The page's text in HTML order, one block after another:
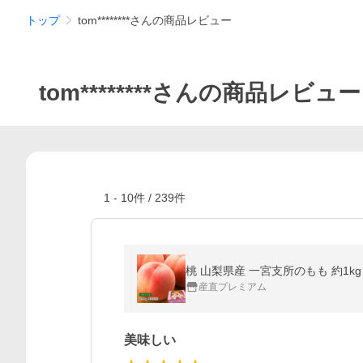
トップ tom********さんの商品レビュー
tom********さんの商品レビュー
1 - 10件 / 239件
桃 山梨県産 一宮支所のもも 約
産直プレミアム
美味しい